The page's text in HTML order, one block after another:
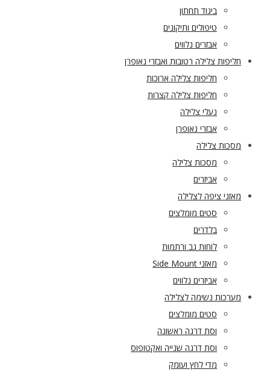
ביגוד תחתון
טיפולים ותיקונים
אבזרים נלווים
חליפות צלילה רטובות ואבזרי נאופרן
חליפות צלילה ארוכות
חליפות צלילה קצרות
נעלי צלילה
אבזרי נאופרן
מסכות צלילה
מסכות צלילה
אביזרים
מאזני ציפה לצלילה
סטים מומלצים
בלדרים
לוחות גב ורתמות
מאזני Side Mount
אביזרים נלווים
מערכות נשימה לצלילה
סטים מומלצים
וסת דרגה ראשונה
וסת דרגה שנייה ואקטופוס
מדי לחץ ועומק